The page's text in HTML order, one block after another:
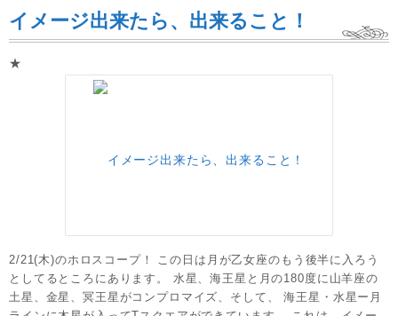
イメージ出来たら、出来ること！
★
2/21(木)のホロスコープ！ この日は月が乙女座のもう後半に入ろう
としてるところにあります。 水星、海王星と月の180度に山羊座の
土星、金星、冥王星がコンプロマイズ、そして、 海王星・水星ー月